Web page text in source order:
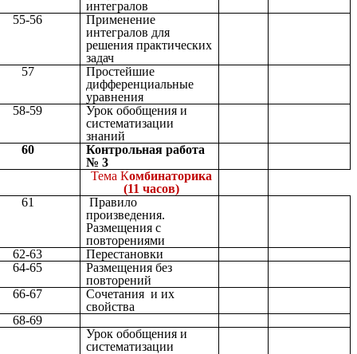
интегралов
55-56
Применение
интегралов для
решения практических
задач
57
Простейшие
дифференциальные
уравнения
58-59
Урок обобщения и
систематизации
знаний
60
Контрольная работа
№ 3
Тема Комбинаторика
(11 часов)
61
Правило
произведения.
Размещения с
повторениями
62-63
Перестановки
64-65
Размещения без
повторений
66-67
Сочетания и их
свойства
68-69
Урок обобщения и
систематизации